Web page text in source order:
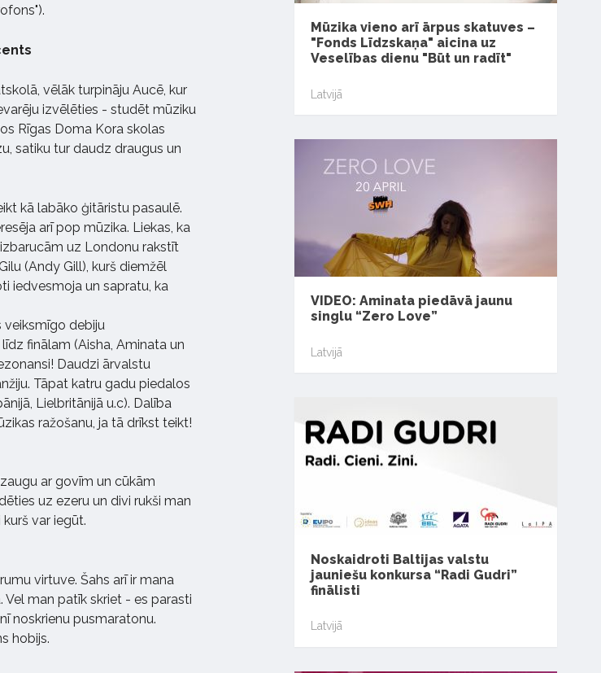
vēlāk turpināju Aucē, kur
izvēlēties - studēt mūziku
Rīgas Doma Kora skolas
satiku tur daudz draugus un
kā labāko ģitāristu pasaulē.
arī pop mūzika. Liekas, ka
uz Londonu rakstīt
(Andy Gill), kurš diemžēl
iedvesmoja un sapratu, ka
veiksmīgo debiju
finālam (Aisha, Aminata un
Daudzi ārvalstu
Tāpat katru gadu piedalos
Lielbritānijā u.c). Dalība
ražošanu, ja tā drīkst teikt!
ar govīm un cūkām
uz ezeru un divi rukši man
var iegūt.
virtuve. Šahs arī ir mana
man patīk skriet - es parasti
noskrienu pusmaratonu.
hobijs.
Mūzika vieno arī ārpus skatuves –
"Fonds Līdzskaņa" aicina uz
Veselības dienu "Būt un radīt"
Latvijā
VIDEO: Aminata piedāvā jaunu
singlu “Zero Love”
Latvijā
Noskaidroti Baltijas valstu
jauniešu konkursa “Radi Gudri”
finālisti
Latvijā